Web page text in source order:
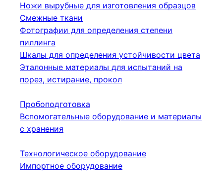
Ножи вырубные для изготовления образцов
Смежные ткани
Фотографии для определения степени
пиллинга
Шкалы для определения устойчивости цвета
Эталонные материалы для испытаний на
порез, истирание, прокол
Пробоподготовка
Вспомогательные оборудование и материалы
с хранения
Технологическое оборудование
Импортное оборудование